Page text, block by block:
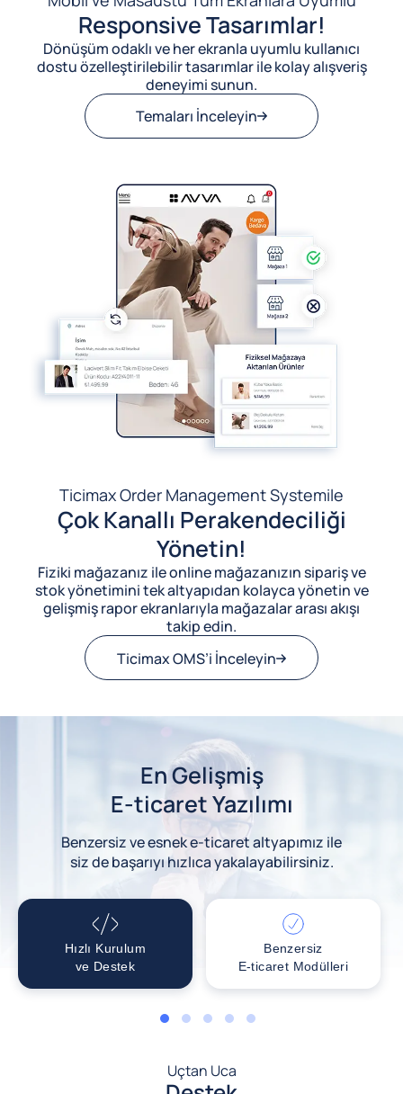
Responsive Tasarımlar!
Dönüşüm odaklı ve her ekranla uyumlu kullanıcı
dostu özelleştirilebilir tasarımlar ile kolay alışveriş
deneyimi sunun.
Temaları İnceleyin
Ticimax Order Management Systemile
Çok Kanallı Perakendeciliği
Yönetin!
Fiziki mağazanız ile online mağazanızın sipariş ve
stok yönetimini tek altyapıdan kolayca yönetin ve
gelişmiş rapor ekranlarıyla mağazalar arası akışı
takip edin.
Ticimax OMS’i İnceleyin
En Gelişmiş
E-ticaret Yazılımı
Benzersiz ve esnek e-ticaret altyapımız ile
siz de başarıyı hızlıca yakalayabilirsiniz.
Hızlı Kurulum
ve Destek
Benzersiz
E-ticaret Modülleri
1 2 3 4 5
Uçtan Uca